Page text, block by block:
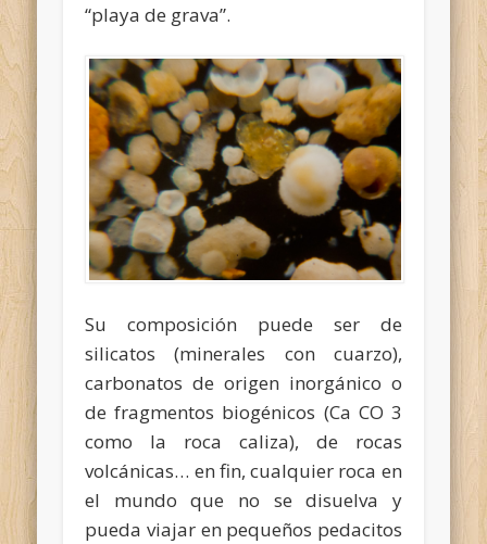
“playa de grava”.
Su composición puede ser de
silicatos (minerales con cuarzo),
carbonatos de origen inorgánico o
de fragmentos biogénicos (Ca CO 3
como la roca caliza), de rocas
volcánicas… en fin, cualquier roca en
el mundo que no se disuelva y
pueda viajar en pequeños pedacitos